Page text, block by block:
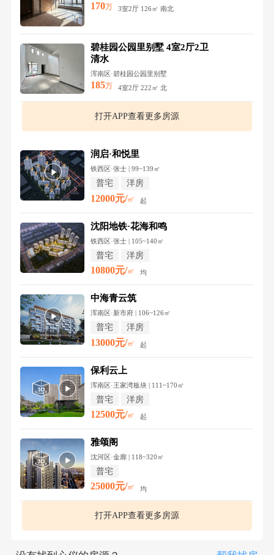
170万 3室2厅 126㎡ 南北
碧桂园公园里别墅 4室2厅2卫
清水
浑南区·碧桂园公园里别墅
185万 4室2厅 222㎡ 北
打开APP查看更多房源
润启·和悦里
铁西区·张士 | 99~139㎡
普宅 洋房
12000元/㎡ 起
沈阳地铁·花海和鸣
铁西区·张士 | 105~140㎡
普宅 洋房
10800元/㎡ 均
中海青云筑
浑南区·新市府 | 106~126㎡
普宅 洋房
13000元/㎡ 起
保利云上
浑南区·王家湾板块 | 111~170㎡
普宅 洋房
12500元/㎡ 起
雅颂阁
沈河区·金廊 | 118~320㎡
普宅
25000元/㎡ 均
打开APP查看更多房源